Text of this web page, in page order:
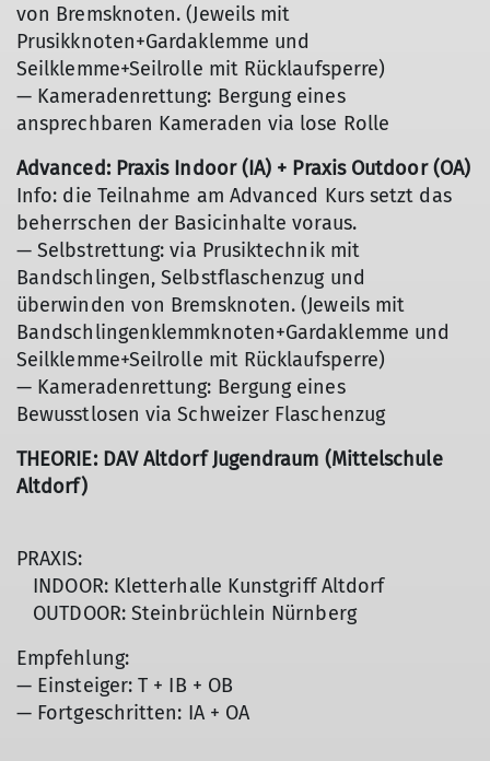
von Bremsknoten. (Jeweils mit
Prusikknoten+Gardaklemme und
Seilklemme+Seilrolle mit Rücklaufsperre)
— Kameradenrettung: Bergung eines
ansprechbaren Kameraden via lose Rolle
Advanced: Praxis Indoor (IA) + Praxis Outdoor (OA)
Info: die Teilnahme am Advanced Kurs setzt das
beherrschen der Basicinhalte voraus.
— Selbstrettung: via Prusiktechnik mit
Bandschlingen, Selbstflaschenzug und
überwinden von Bremsknoten. (Jeweils mit
Bandschlingenklemmknoten+Gardaklemme und
Seilklemme+Seilrolle mit Rücklaufsperre)
— Kameradenrettung: Bergung eines
Bewusstlosen via Schweizer Flaschenzug
THEORIE: DAV Altdorf Jugendraum (Mittelschule
Altdorf)
PRAXIS:
INDOOR: Kletterhalle Kunstgriff Altdorf
OUTDOOR: Steinbrüchlein Nürnberg
Empfehlung:
— Einsteiger: T + IB + OB
— Fortgeschritten: IA + OA